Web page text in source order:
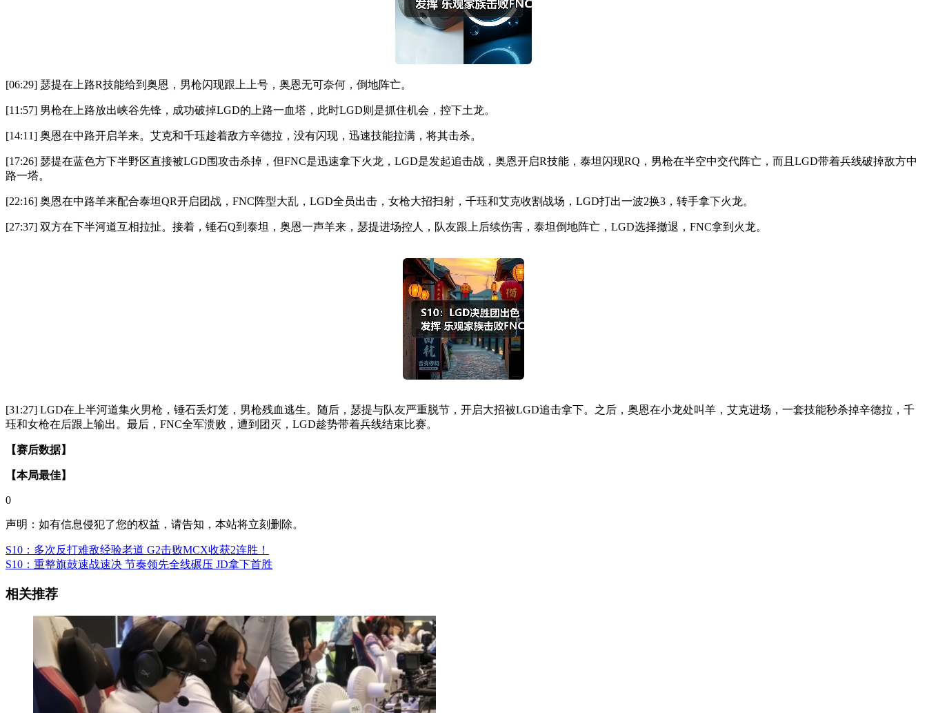
[06:29] 瑟提在上路R技能给到奥恩，男枪闪现跟上上号，奥恩无可奈何，倒地阵亡。
[11:57] 男枪在上路放出峡谷先锋，成功破掉LGD的上路一血塔，此时LGD则是抓住机会，控下土龙。
[14:11] 奥恩在中路开启羊来。艾克和千珏趁着敌方辛德拉，没有闪现，迅速技能拉满，将其击杀。
[17:26] 瑟提在蓝色方下半野区直接被LGD围攻击杀掉，但FNC是迅速拿下火龙，LGD是发起追击战，奥恩开启R技能，泰坦闪现RQ，男枪在半空中交代阵亡，而且LGD带着兵线破掉敌方中
路一塔。
[22:16] 奥恩在中路羊来配合泰坦QR开启团战，FNC阵型大乱，LGD全员出击，女枪大招扫射，千珏和艾克收割战场，LGD打出一波2换3，转手拿下火龙。
[27:37] 双方在下半河道互相拉扯。接着，锤石Q到泰坦，奥恩一声羊来，瑟提进场控人，队友跟上后续伤害，泰坦倒地阵亡，LGD选择撤退，FNC拿到火龙。
[31:27] LGD在上半河道集火男枪，锤石丢灯笼，男枪残血逃生。随后，瑟提与队友严重脱节，开启大招被LGD追击拿下。之后，奥恩在小龙处叫羊，艾克进场，一套技能秒杀掉辛德拉，千
珏和女枪在后跟上输出。最后，FNC全军溃败，遭到团灭，LGD趁势带着兵线结束比赛。
【赛后数据】
【本局最佳】
0
声明：如有信息侵犯了您的权益，请告知，本站将立刻删除。
S10：多次反打难敌经验老道 G2击败MCX收获2连胜！
S10：重整旗鼓速战速决 节奏领先全线碾压 JD拿下首胜
相关推荐